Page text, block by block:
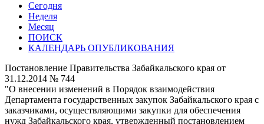
Сегодня
Неделя
Месяц
ПОИСК
КАЛЕНДАРЬ ОПУБЛИКОВАНИЯ
Постановление Правительства Забайкальского края от
31.12.2014 № 744
"О внесении изменений в Порядок взаимодействия
Департамента государственных закупок Забайкальского края с
заказчиками, осуществляющими закупки для обеспечения
нужд Забайкальского края, утвержденный постановлением